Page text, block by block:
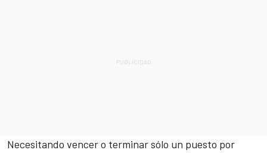
Necesitando vencer o terminar sólo un puesto por